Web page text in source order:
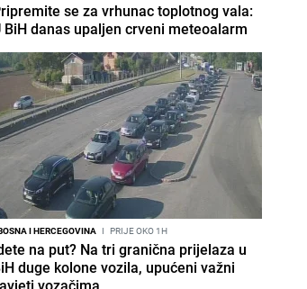
se za vrhunac toplotnog vala:
BiH danas upaljen crveni meteoalarm
I HERCEGOVINA I PRIJE OKO 1H
na put? Na tri granična prijelaza u
duge kolone vozila, upućeni važni